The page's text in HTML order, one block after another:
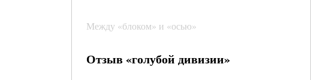
Между «блоком» и «осью»
Отзыв «голубой дивизии»